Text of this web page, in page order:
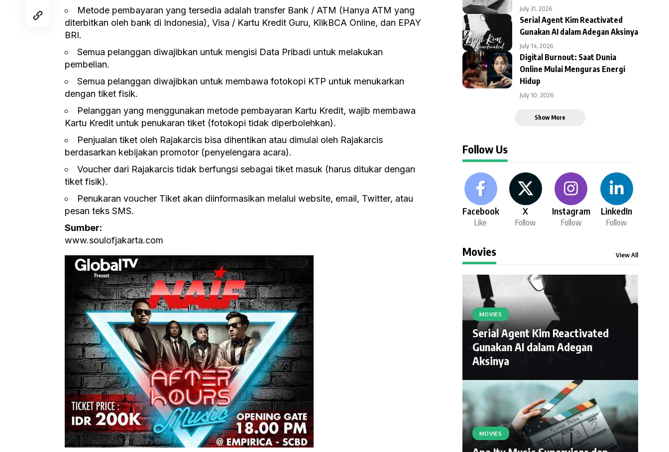
Metode pembayaran yang tersedia adalah transfer Bank / ATM (Hanya ATM yang
diterbitkan oleh bank di Indonesia), Visa / Kartu Kredit Guru, KlikBCA Online, dan EPAY
BRI.
Semua pelanggan diwajibkan untuk mengisi Data Pribadi untuk melakukan
pembelian.
Semua pelanggan diwajibkan untuk membawa fotokopi KTP untuk menukarkan
dengan tiket fisik.
Pelanggan yang menggunakan metode pembayaran Kartu Kredit, wajib membawa
Kartu Kredit untuk penukaran tiket (fotokopi tidak diperbolehkan).
Penjualan tiket oleh Rajakarcis bisa dihentikan atau dimulai oleh Rajakarcis
berdasarkan kebijakan promotor (penyelengara acara).
Voucher dari Rajakarcis tidak berfungsi sebagai tiket masuk (harus ditukar dengan
tiket fisik).
Penukaran voucher Tiket akan diinformasikan melalui website, email, Twitter, atau
pesan teks SMS.
Sumber:
www.soulofjakarta.com
July 31, 2026
Serial Agent Kim Reactivated
Gunakan AI dalam Adegan Aksinya
July 14, 2026
Digital Burnout: Saat Dunia
Online Mulai Menguras Energi
Hidup
July 10, 2026
Show More
Follow Us
Facebook
Like
X
Follow
Instagram
Follow
LinkedIn
Follow
Movies View All
MOVIES
Serial Agent Kim Reactivated
Gunakan AI dalam Adegan
Aksinya
MOVIES